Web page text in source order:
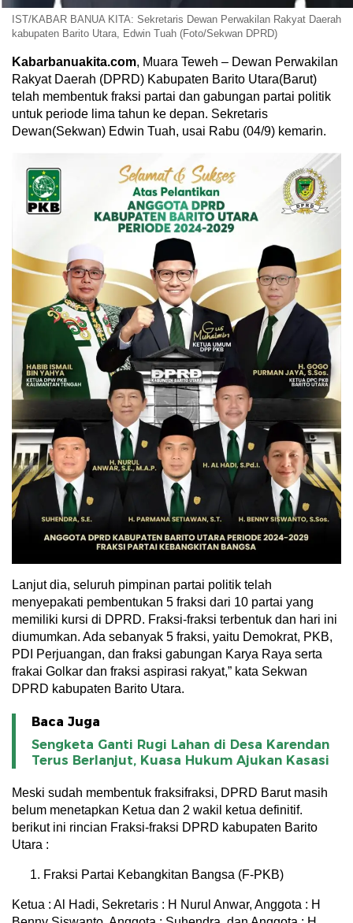
IST/KABAR BANUA KITA: Sekretaris Dewan Perwakilan Rakyat Daerah
kabupaten Barito Utara, Edwin Tuah (Foto/Sekwan DPRD)
Kabarbanuakita.com, Muara Teweh – Dewan Perwakilan
Rakyat Daerah (DPRD) Kabupaten Barito Utara(Barut)
telah membentuk fraksi partai dan gabungan partai politik
untuk periode lima tahun ke depan. Sekretaris
Dewan(Sekwan) Edwin Tuah, usai Rabu (04/9) kemarin.
Lanjut dia, seluruh pimpinan partai politik telah
menyepakati pembentukan 5 fraksi dari 10 partai yang
memiliki kursi di DPRD. Fraksi-fraksi terbentuk dan hari ini
diumumkan. Ada sebanyak 5 fraksi, yaitu Demokrat, PKB,
PDI Perjuangan, dan fraksi gabungan Karya Raya serta
frakai Golkar dan fraksi aspirasi rakyat,” kata Sekwan
DPRD kabupaten Barito Utara.
Baca Juga
Sengketa Ganti Rugi Lahan di Desa Karendan
Terus Berlanjut, Kuasa Hukum Ajukan Kasasi
Meski sudah membentuk fraksifraksi, DPRD Barut masih
belum menetapkan Ketua dan 2 wakil ketua definitif.
berikut ini rincian Fraksi-fraksi DPRD kabupaten Barito
Utara :
Fraksi Partai Kebangkitan Bangsa (F-PKB)
Ketua : Al Hadi, Sekretaris : H Nurul Anwar, Anggota : H